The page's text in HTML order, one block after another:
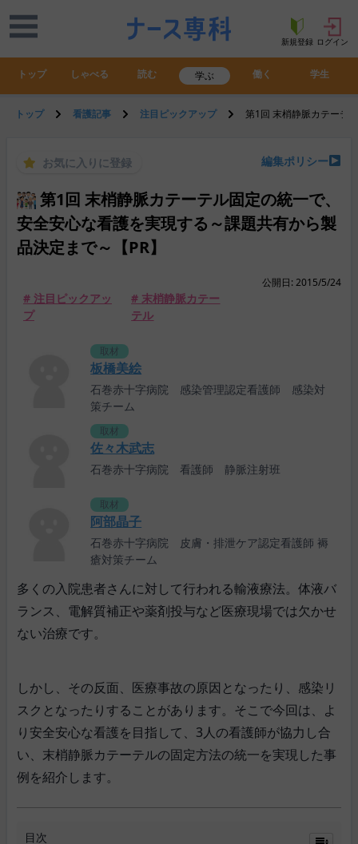
新規登録 ログイン
トップ しゃべる 読む 学ぶ 働く 学生
トップ 看護記事 注目ピックアップ 第1回 末梢静脈カテーテ
お気に入りに登録 編集ポリシー
第1回 末梢静脈カテーテル固定の統一で、
安全安心な看護を実現する～課題共有から製
品決定まで～【PR】
公開日: 2015/5/24
# 注目ピックアッ
プ
# 末梢静脈カテー
テル
取材
板橋美絵
石巻赤十字病院 感染管理認定看護師 感染対
策チーム
取材
佐々木武志
石巻赤十字病院 看護師 静脈注射班
取材
阿部晶子
石巻赤十字病院 皮膚・排泄ケア認定看護師 褥
瘡対策チーム
多くの入院患者さんに対して行われる輸液療法。体液バ
ランス、電解質補正や薬剤投与など医療現場では欠かせ
ない治療です。
しかし、その反面、医療事故の原因となったり、感染リ
スクとなったりすることがあります。そこで今回は、よ
り安全安心な看護を目指して、3人の看護師が協力し合
い、末梢静脈カテーテルの固定方法の統一を実現した事
例を紹介します。
目次